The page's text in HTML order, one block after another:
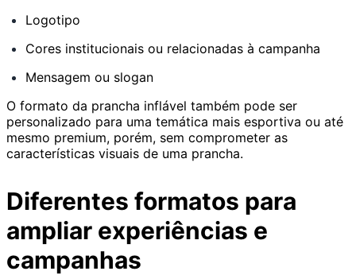
Logotipo
Cores institucionais ou relacionadas à campanha
Mensagem ou slogan
O formato da prancha inflável também pode ser
personalizado para uma temática mais esportiva ou até
mesmo premium, porém, sem comprometer as
características visuais de uma prancha.
Diferentes formatos para
ampliar experiências e
campanhas